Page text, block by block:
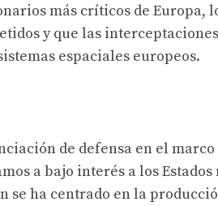
más críticos de Europa,
y que las
espaciales europeos.
de defensa en el marco
a bajo interés a los
ha centrado en la